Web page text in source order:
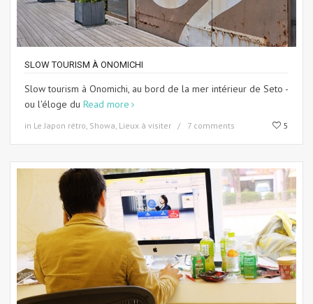
SLOW TOURISM À ONOMICHI
Slow tourism à Onomichi, au bord de la mer intérieur de Seto -
ou l'éloge du Read more
in Le Japon rétro, Showa, Lieux à visiter 7 comments 5